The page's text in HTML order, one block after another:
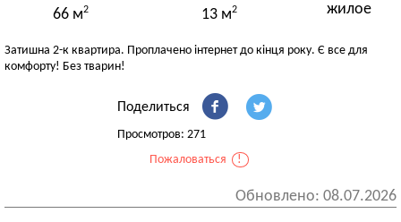
66 м2
13 м2
жилое
Затишна 2-к квартира. Проплачено інтернет до кінця року. Є все для
комфорту! Без тварин!
Поделиться
Просмотров: 271
Пожаловаться
!
Обновлено: 08.07.2026